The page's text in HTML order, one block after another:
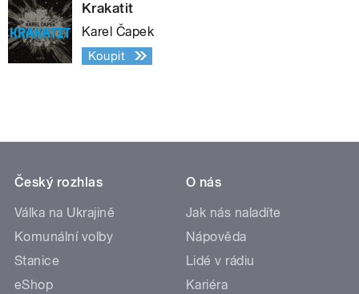
Krakatit
Karel Čapek
Koupit
Český rozhlas
Válka na Ukrajině
Komunální volby
Stanice
eShop
O nás
Jak nás naladíte
Nápověda
Lidé v rádiu
Kariéra